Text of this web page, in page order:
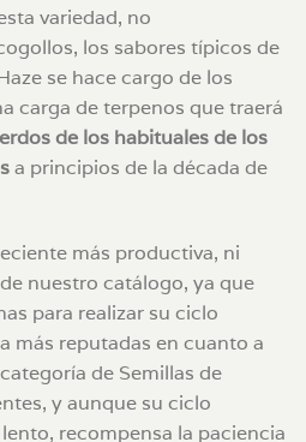
variedad, no
los sabores típicos de
se hace cargo de los
carga de terpenos que traerá
de los habituales de los
a principios de la década de
más productiva, ni
nuestro catálogo, ya que
para realizar su ciclo
más reputadas en cuanto a
de Semillas de
y aunque su ciclo
recompensa la paciencia